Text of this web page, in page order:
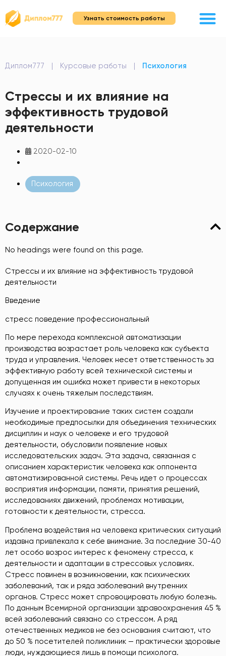
Узнать стоимость работы
Диплом777 | Курсовые работы | Психология
Стрессы и их влияние на
эффективность трудовой
деятельности
2020-02-10
Психология
Содержание
No headings were found on this page.
Стрессы и их влияние на эффективность трудовой
деятельности
Введение
стресс поведение профессиональный
По мере перехода комплексной автоматизации
производства возрастает роль человека как субъекта
труда и управления. Человек несет ответственность за
эффективную работу всей технической системы и
допущенная им ошибка может привести в некоторых
случаях к очень тяжелым последствиям.
Изучение и проектирование таких систем создали
необходимые предпосылки для объединения технических
дисциплин и наук о человеке и его трудовой
деятельности, обусловили появление новых
исследовательских задач. Эта задача, связанная с
описанием характеристик человека как оппонента
автоматизированной системы. Речь идет о процессах
восприятия информации, памяти, принятия решений,
исследованиях движений, проблемах мотивации,
готовности к деятельности, стресса.
Проблема воздействия на человека критических ситуаций
издавна привлекала к себе внимание. За последние 30-40
лет особо возрос интерес к феномену стресса, к
деятельности и адаптации в стрессовых условиях.
Стресс повинен в возникновении, как психических
заболеваний, так и ряда заболеваний внутренних
органов. Стресс может спровоцировать любую болезнь.
По данным Всемирной организации здравоохранения 45 %
всей заболеваний связано со стрессом. А ряд
отечественных медиков не без основания считают, что
до 50 % посетителей поликлиник — практически здоровые
люди, нуждающиеся лишь в помощи психолога.